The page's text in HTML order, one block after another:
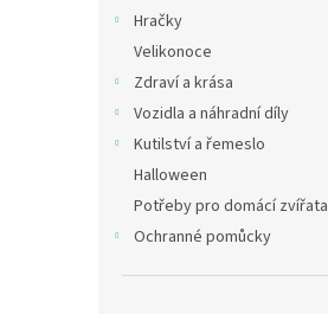
Hračky
Velikonoce
Zdraví a krása
Vozidla a náhradní díly
Kutilství a řemeslo
Halloween
Potřeby pro domácí zvířata
Ochranné pomůcky